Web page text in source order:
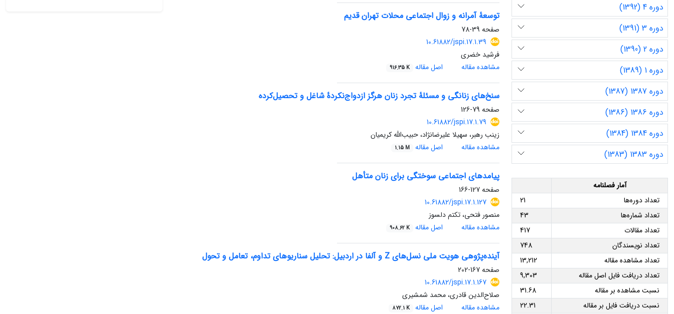
دوره 4 (1392)
دوره 3 (1391)
دوره 2 (1390)
دوره 1 (1389)
دوره 1387 (1387)
دوره 1386 (1386)
دوره 1384 (1384)
دوره 1383 (1383)
آمار فصلنامه
تعداد دوره‌ها
21
تعداد شماره‌ها
43
تعداد مقالات
417
تعداد نویسندگان
748
تعداد مشاهده مقاله
13,212
تعداد دریافت فایل اصل مقاله
9,303
نسبت مشاهده بر مقاله
31.68
نسبت دریافت فایل بر مقاله
22.31
توسعۀ آمرانه و زوال اجتماعی محلات تهران قدیم
صفحه 39-78
‎ ‎ 10.61882/jspi.17.1.39
فرشید خضری
مشاهده مقاله
اصل مقاله 916.35 K
سنخ‌های زنانگی و مسئلۀ تجرد زنان هرگز ازدواج‌نکردۀ شاغل و تحصیل‌کرده
صفحه 79-126
10.61882/jspi.17.1.79
زینب رهبر، سهیلا علیرضانژاد، حبیب‌الله کریمیان
مشاهده مقاله
اصل مقاله 1.15 M
پیامدهای اجتماعی سوختگی برای زنان متأهل
صفحه127-166
10.61882/jspi.17.1.127
منصور فتحی، تکتم دلسوز
مشاهده مقاله
اصل مقاله 908.62 K
آینده‌پژوهی هویت ملی نسل‌های Z و آلفا در اردبیل: تحلیل سناریوهای تداوم، تعامل و تحول
صفحه167-202
10.61882/jspi.17.1.167
صلاح‌الدین قادری، محمد شمشیری
مشاهده مقاله
اصل مقاله 872.1 K